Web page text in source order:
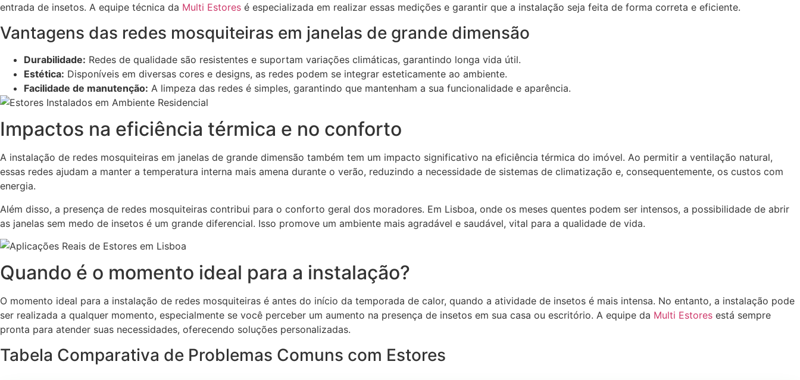
entrada de insetos. A equipe técnica da Multi Estores é especializada em realizar essas medições e garantir que a instalação seja feita de forma correta e eficiente.
Vantagens das redes mosquiteiras em janelas de grande dimensão
Durabilidade: Redes de qualidade são resistentes e suportam variações climáticas, garantindo longa vida útil.
Estética: Disponíveis em diversas cores e designs, as redes podem se integrar esteticamente ao ambiente.
Facilidade de manutenção: A limpeza das redes é simples, garantindo que mantenham a sua funcionalidade e aparência.
Impactos na eficiência térmica e no conforto
A instalação de redes mosquiteiras em janelas de grande dimensão também tem um impacto significativo na eficiência térmica do imóvel. Ao permitir a ventilação natural,
essas redes ajudam a manter a temperatura interna mais amena durante o verão, reduzindo a necessidade de sistemas de climatização e, consequentemente, os custos com
energia.
Além disso, a presença de redes mosquiteiras contribui para o conforto geral dos moradores. Em Lisboa, onde os meses quentes podem ser intensos, a possibilidade de abrir
as janelas sem medo de insetos é um grande diferencial. Isso promove um ambiente mais agradável e saudável, vital para a qualidade de vida.
Quando é o momento ideal para a instalação?
O momento ideal para a instalação de redes mosquiteiras é antes do início da temporada de calor, quando a atividade de insetos é mais intensa. No entanto, a instalação pode
ser realizada a qualquer momento, especialmente se você perceber um aumento na presença de insetos em sua casa ou escritório. A equipe da Multi Estores está sempre
pronta para atender suas necessidades, oferecendo soluções personalizadas.
Tabela Comparativa de Problemas Comuns com Estores